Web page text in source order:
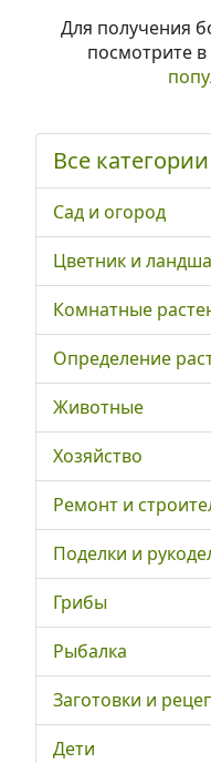
Для получения
посмотрите в
Все категории
Сад и огород
Цветник и
Комнатные
Определение
Животные
Хозяйство
Ремонт и
Поделки и
Грибы
Рыбалка
Заготовки и
Дети